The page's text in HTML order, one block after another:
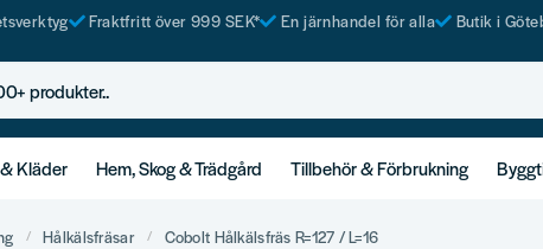
Fraktfritt över 999 SEK* En järnhandel för alla Butik i
Kläder Hem, Skog & Trädgård Tillbehör & Förbrukning
Hålkälsfräsar Cobolt Hålkälsfräs R=127 / L=16